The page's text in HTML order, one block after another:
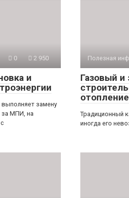
0 2 950
и
замену
за МПИ, на
Полезная
Газовый и
Традиционный
иногда его